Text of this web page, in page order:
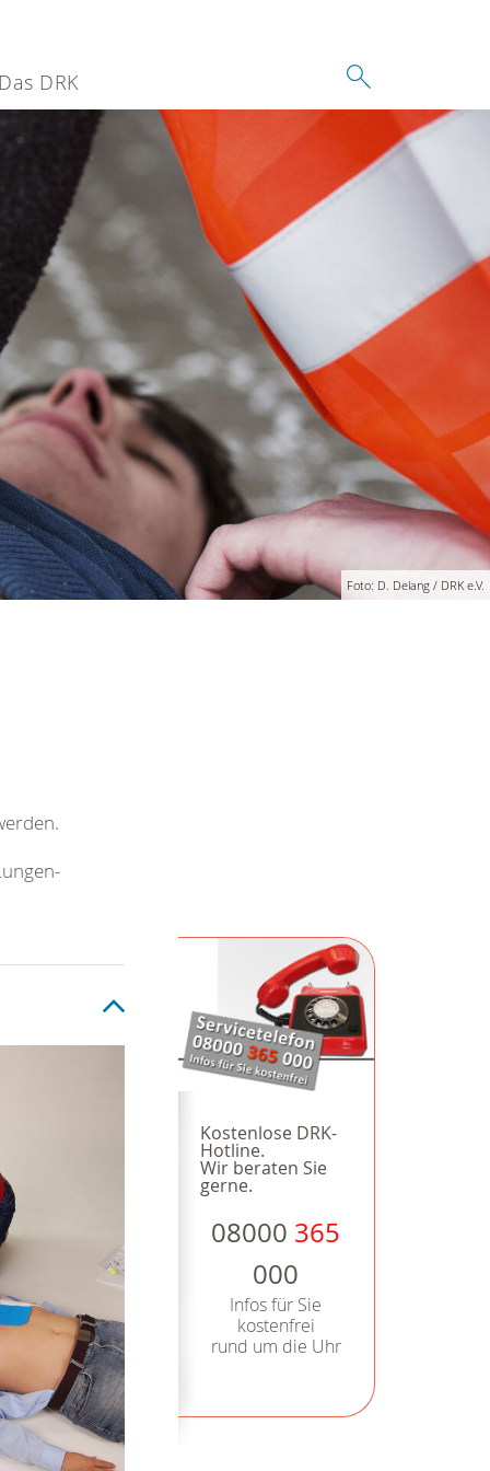
DRK
Foto: D. Delang / DRK e.V.
Kostenlose DRK-
Hotline.
Wir beraten Sie
gerne.
08000 365
000
Infos für Sie
kostenfrei
rund um die Uhr